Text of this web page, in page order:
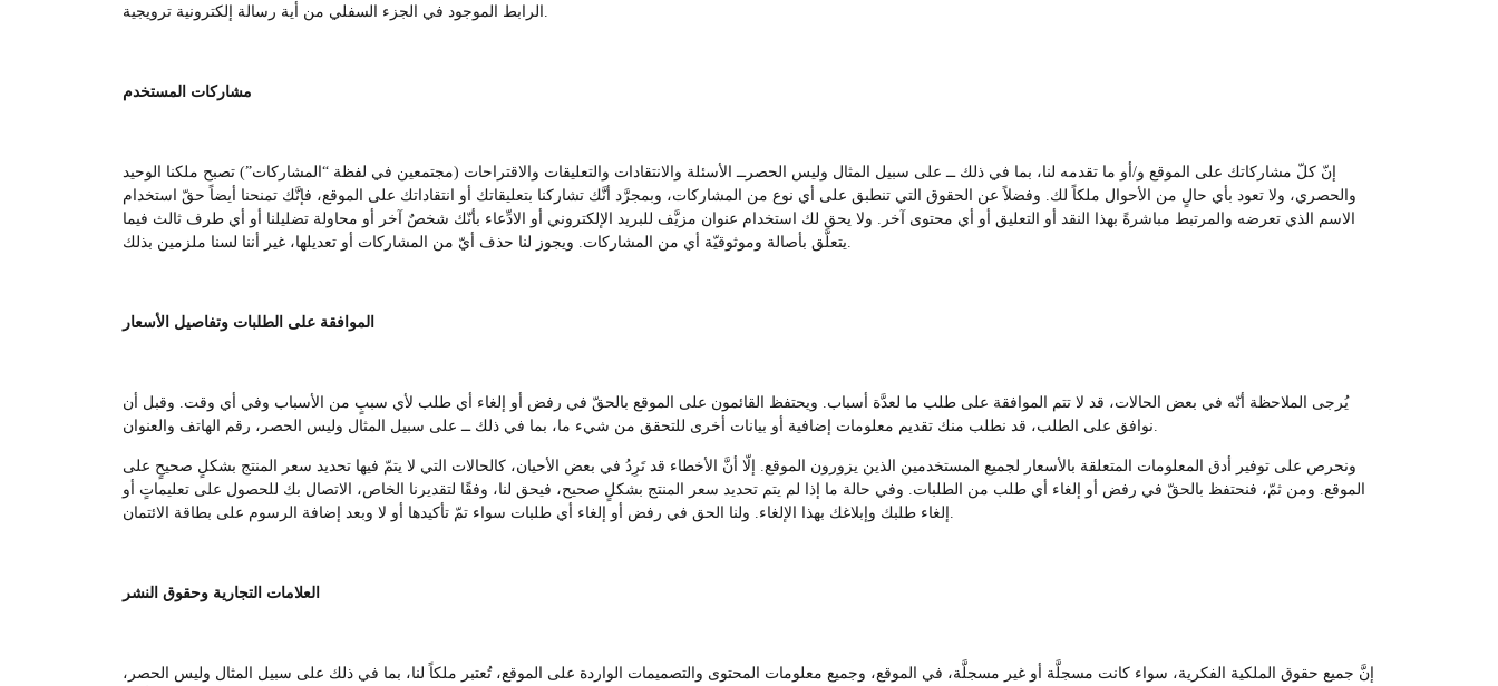
الرابط الموجود في الجزء السفلي من أية رسالة إلكترونية ترويجية.
مشاركات المستخدم
إنّ كلّ مشاركاتك على الموقع و/أو ما تقدمه لنا، بما في ذلك ــ على سبيل المثال وليس الحصرــ الأسئلة والانتقادات والتعليقات والاقتراحات (مجتمعين في لفظة “المشاركات”) تصبح ملكنا الوحيد
والحصري، ولا تعود بأي حالٍ من الأحوال ملكاً لك. وفضلاً عن الحقوق التي تنطبق على أي نوع من المشاركات، وبمجرَّد أنَّك تشاركنا بتعليقاتك أو انتقاداتك على الموقع، فإنَّك تمنحنا أيضاً حقّ استخدام
الاسم الذي تعرضه والمرتبط مباشرةً بهذا النقد أو التعليق أو أي محتوى آخر. ولا يحق لك استخدام عنوان مزيَّف للبريد الإلكتروني أو الادِّعاء بأنّك شخصٌ آخر أو محاولة تضليلنا أو أي طرف ثالث فيما
يتعلَّق بأصالة وموثوقيّة أي من المشاركات. ويجوز لنا حذف أيّ من المشاركات أو تعديلها، غير أننا لسنا ملزمين بذلك.
الموافقة على الطلبات وتفاصيل الأسعار
يُرجى الملاحظة أنّه في بعض الحالات، قد لا تتم الموافقة على طلب ما لعدَّة أسباب. ويحتفظ القائمون على الموقع بالحقّ في رفض أو إلغاء أي طلب لأي سببٍ من الأسباب وفي أي وقت. وقبل أن
نوافق على الطلب، قد نطلب منك تقديم معلومات إضافية أو بيانات أخرى للتحقق من شيء ما، بما في ذلك ــ على سبيل المثال وليس الحصر، رقم الهاتف والعنوان.
ونحرص على توفير أدق المعلومات المتعلقة بالأسعار لجميع المستخدمين الذين يزورون الموقع. إلّا أنَّ الأخطاء قد تَرِدُ في بعض الأحيان، كالحالات التي لا يتمّ فيها تحديد سعر المنتج بشكلٍ صحيحٍ على
الموقع. ومن ثمّ، فنحتفظ بالحقّ في رفض أو إلغاء أي طلب من الطلبات. وفي حالة ما إذا لم يتم تحديد سعر المنتج بشكلٍ صحيح، فيحق لنا، وفقًا لتقديرنا الخاص، الاتصال بك للحصول على تعليماتٍ أو
إلغاء طلبك وإبلاغك بهذا الإلغاء. ولنا الحق في رفض أو إلغاء أي طلبات سواء تمّ تأكيدها أو لا وبعد إضافة الرسوم على بطاقة الائتمان.
العلامات التجارية وحقوق النشر
إنَّ جميع حقوق الملكية الفكرية، سواء كانت مسجلَّة أو غير مسجلَّة، في الموقع، وجميع معلومات المحتوى والتصميمات الواردة على الموقع، تُعتبر ملكاً لنا، بما في ذلك على سبيل المثال وليس الحصر،